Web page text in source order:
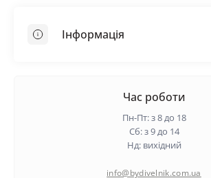
Самовирівнююча суміш
Інформація
Гарантія та повернення
Політика конфіденційності
Час роботи
Пн-Пт: з 8 до 18
Сб: з 9 до 14
Нд: вихідний
info@bydivelnik.com.ua